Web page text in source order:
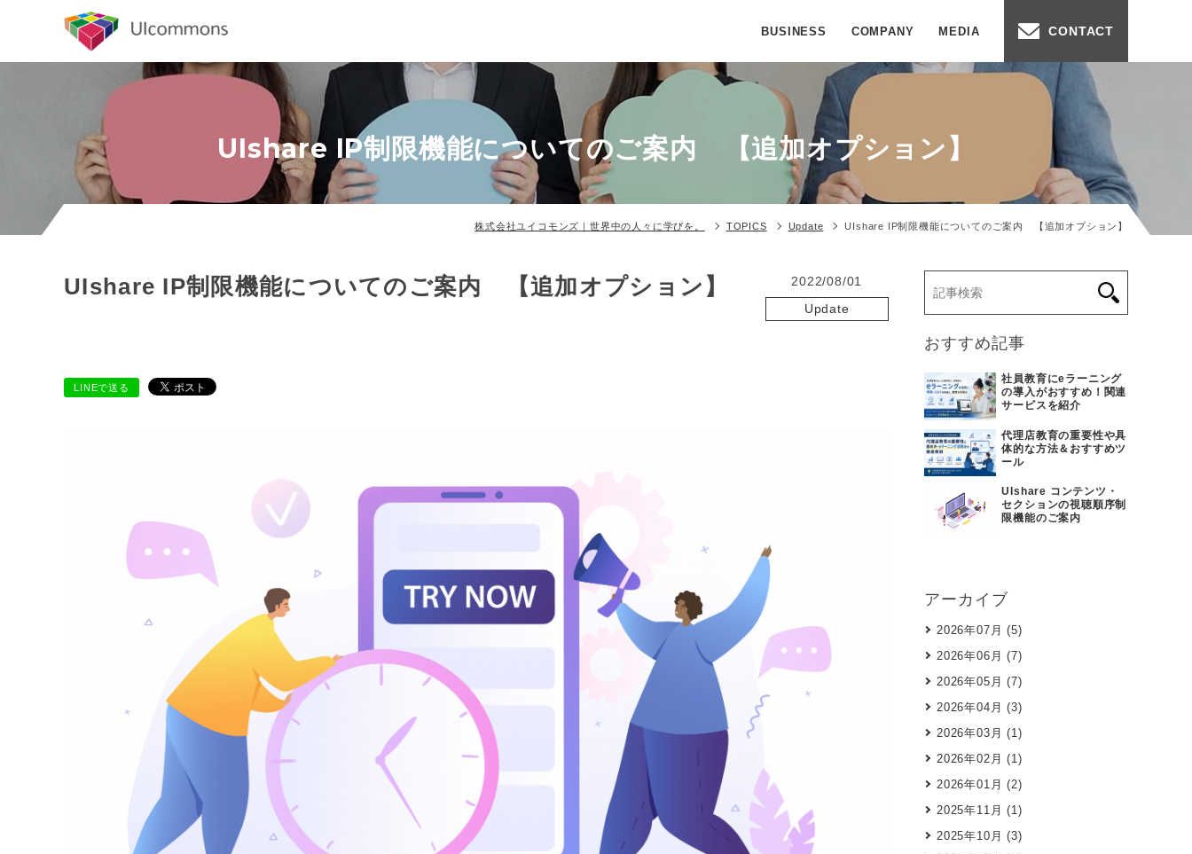
BUSINESS COMPANY MEDIA CONTACT
UIshare IP制限機能についてのご案内 【追加オプション】
株式会社ユイコモンズ｜世界中の人々に学びを。 TOPICS Update UIshare IP制限機能についてのご案内 【追加オプション】
UIshare IP制限機能についてのご案内 【追加オプション】
2022/08/01
Update
LINEで送る
おすすめ記事
社員教育にeラーニング
の導入がおすすめ！関連
サービスを紹介
代理店教育の重要性や具
体的な方法＆おすすめツ
ール
UIshare コンテンツ・
セクションの視聴順序制
限機能のご案内
アーカイブ
2026年07月 (5)
2026年06月 (7)
2026年05月 (7)
2026年04月 (3)
2026年03月 (1)
2026年02月 (1)
2026年01月 (2)
2025年11月 (1)
2025年10月 (3)